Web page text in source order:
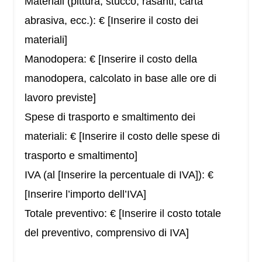
abrasiva, ecc.): € [Inserire il costo dei
materiali]
Manodopera: € [Inserire il costo della
manodopera, calcolato in base alle ore di
lavoro previste]
Spese di trasporto e smaltimento dei
materiali: € [Inserire il costo delle spese di
trasporto e smaltimento]
IVA (al [Inserire la percentuale di IVA]): €
[Inserire l’importo dell’IVA]
Totale preventivo: € [Inserire il costo totale
del preventivo, comprensivo di IVA]